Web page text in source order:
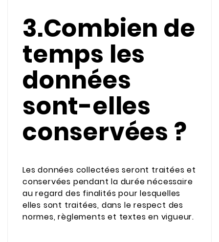
3.Combien de
temps les
données
sont-elles
conservées ?
Les données collectées seront traitées et
conservées pendant la durée nécessaire
au regard des finalités pour lesquelles
elles sont traitées, dans le respect des
normes, règlements et textes en vigueur.